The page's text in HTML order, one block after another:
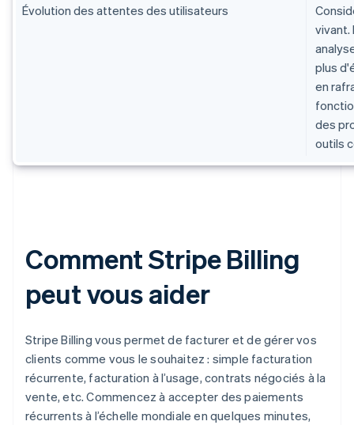
Évolution des attentes des utilisateurs
vivant.
plus
en
des
outils
Comment Stripe Billing
peut vous aider
Stripe Billing vous permet de facturer et de gérer vos
clients comme vous le souhaitez : simple facturation
récurrente, facturation à l’usage, contrats négociés à la
vente, etc. Commencez à accepter des paiements
récurrents à l’échelle mondiale en quelques minutes,